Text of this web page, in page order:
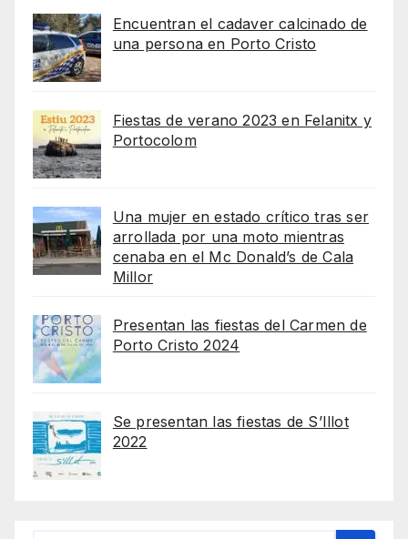
Encuentran el cadaver calcinado de
una persona en Porto Cristo
Fiestas de verano 2023 en Felanitx y
Portocolom
Una mujer en estado crítico tras ser
arrollada por una moto mientras
cenaba en el Mc Donald’s de Cala
Millor
Presentan las fiestas del Carmen de
Porto Cristo 2024
Se presentan las fiestas de S’Illot
2022